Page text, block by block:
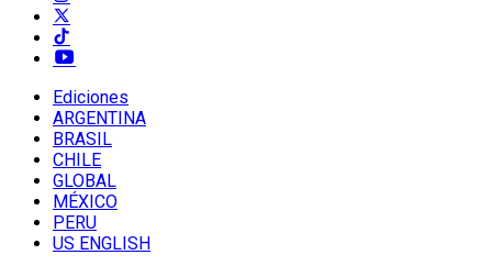
Ediciones
ARGENTINA
BRASIL
CHILE
GLOBAL
MÉXICO
PERU
US ENGLISH